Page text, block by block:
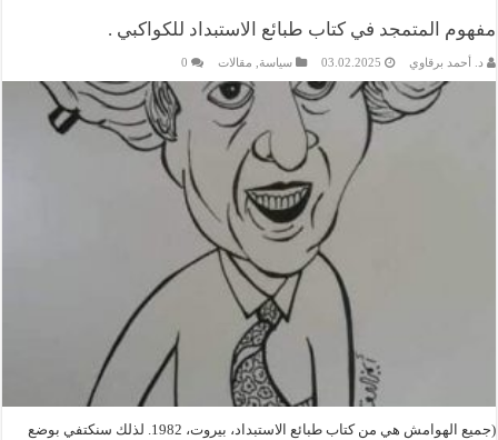
مفهوم المتمجد في كتاب طبائع الاستبداد للكواكبي .
د. أحمد برقاوي 03.02.2025 سياسة مقالات 0
(جميع الهوامش هي من كتاب طبائع الاستبداد، بيروت، 1982. لذلك سنكتفي بوضع